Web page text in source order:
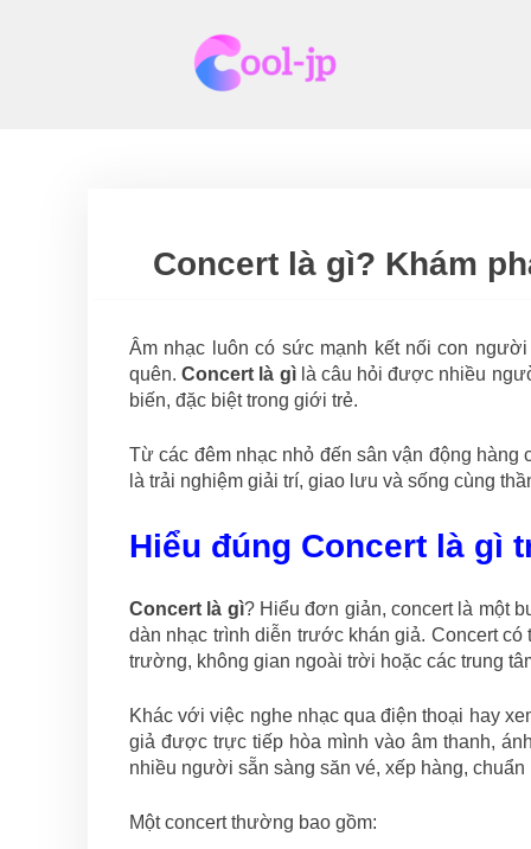
Concert là gì? Khám
Âm nhạc luôn có sức mạnh kết nối con
quên.Concert là gìlà câu hỏi được nhiều
biến, đặc biệt trong giới trẻ.
Từ các đêm nhạc nhỏ đến sân vận động hàng
là trải nghiệm giải trí, giao lưu và sống cùng
Hiểu đúng Concert là gì
Concert là gì? Hiểu đơn giản, concert là một
dàn nhạc trình diễn trước khán giả. Concert
trường, không gian ngoài trời hoặc các trung
Khác với việc nghe nhạc qua điện thoại hay
giả được trực tiếp hòa mình vào âm thanh,
nhiều người sẵn sàng săn vé, xếp hàng,
Một concert thường bao gồm: